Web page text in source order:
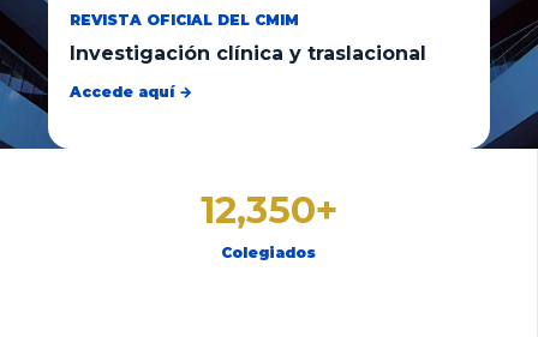
REVISTA OFICIAL DEL CMIM
Investigación clínica y traslacional
Accede aquí →
12,350+
Colegiados